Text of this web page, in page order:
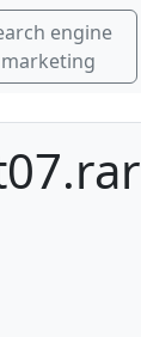
engine
marketing